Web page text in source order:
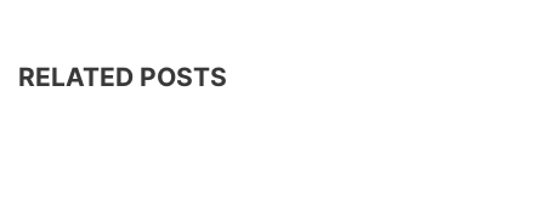
RELATED POSTS